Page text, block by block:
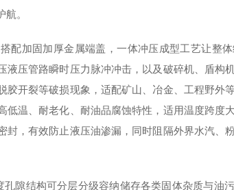
。
配加固加厚金属端盖，一体冲压成型工艺让整
液压管路瞬时压力脉冲冲击，以及破碎机、盾构
胶开裂等破损现象，适配矿山、冶金、工程野外
低温、耐老化、耐油品腐蚀特性，适用温度跨度
封，有效防止液压油渗漏，同时阻隔外界水汽、
隙结构可分层分级容纳储存各类固体杂质与油